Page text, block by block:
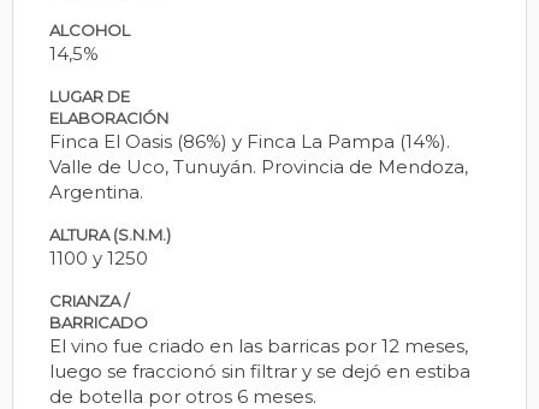
ALCOHOL
14,5%
LUGAR DE
ELABORACIÓN
Finca El Oasis (86%) y Finca La Pampa (14%).
Valle de Uco, Tunuyán. Provincia de Mendoza,
Argentina.
ALTURA (S.N.M.)
1100 y 1250
CRIANZA /
BARRICADO
El vino fue criado en las barricas por 12 meses,
luego se fraccionó sin filtrar y se dejó en estiba
de botella por otros 6 meses.